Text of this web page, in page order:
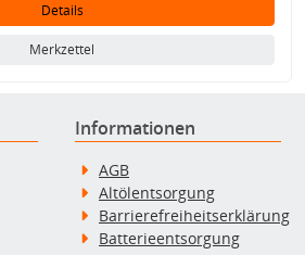
Details
Merkzettel
Informationen
AGB
Altölentsorgung
Barrierefreiheitserklärung
Batterieentsorgung